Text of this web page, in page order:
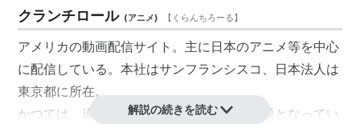
クランチロール (アニメ) 【 くらんちろーる】
アメリカの動画配信サイト。主に日本のアニメ等を中心
に配信している。本社はサンフランシスコ、日本法人は
東京都に所在。
かつては、違法動画等のアップロードが問題となってい
解説の続きを読む